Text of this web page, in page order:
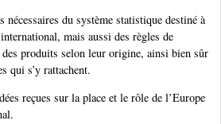
du système statistique destiné à
mais aussi des règles de
des produits selon leur origine, ainsi bien sûr
qui s’y rattachent.
reçues sur la place et le rôle de l’Europe